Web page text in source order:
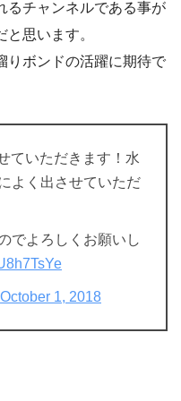
るチャンネルである事が
思います。
りボンドの活躍に期待で
ていただきます！水
よく出させていただ
でよろしくお願いし
October 1, 2018